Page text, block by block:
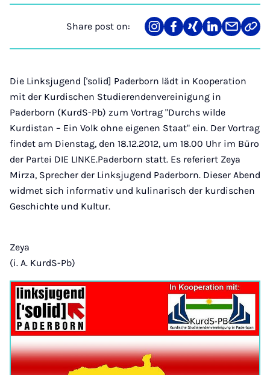
Share post on:
Share
on
Teilen
auf
Teilen
auf
Teilen
auf
Teilen
über
Mail
Link
Die Linksjugend ['solid] Paderborn lädt in Kooperation
mit der Kurdischen Studierendenvereinigung in
Paderborn (KurdS-Pb) zum Vortrag "Durchs wilde
Kurdistan – Ein Volk ohne eigenen Staat" ein. Der Vortrag
findet am Dienstag, den 18.12.2012, um 18.00 Uhr im Büro
der Partei DIE LINKE.Paderborn statt. Es referiert Zeya
Mirza, Sprecher der Linksjugend Paderborn. Dieser Abend
widmet sich informativ und kulinarisch der kurdischen
Geschichte und Kultur.
Zeya
(i. A. KurdS-Pb)